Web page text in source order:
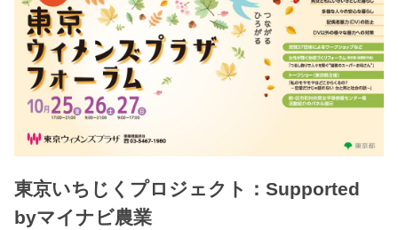
東京いちじくプロジェクト：Supported
byマイナビ農業